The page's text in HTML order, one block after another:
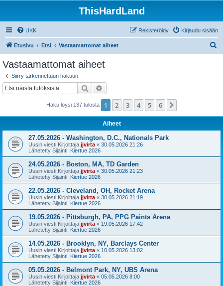
ThisHardLand
UKK Kirjaudu sisään
Rekisteröidy
Etusivu Etsi Vastaamattomat aiheet
Vastaamattomat aiheet
Siirry tarkennettuun hakuun
Etsi
Haku löysi 137 tulosta 1 2 3 4 5 6
Aiheet
27.05.2026 - Washington, D.C., Nationals Park
Uusin viesti Kirjoittaja jjvirta « 30.05.2026 21:26
Lähetetty Sijainti: Kiertue 2026
24.05.2026 - Boston, MA, TD Garden
Uusin viesti Kirjoittaja jjvirta « 30.05.2026 21:23
Lähetetty Sijainti: Kiertue 2026
22.05.2026 - Cleveland, OH, Rocket Arena
Uusin viesti Kirjoittaja jjvirta « 30.05.2026 21:19
Lähetetty Sijainti: Kiertue 2026
19.05.2026 - Pittsburgh, PA, PPG Paints Arena
Uusin viesti Kirjoittaja jjvirta « 19.05.2026 17:42
Lähetetty Sijainti: Kiertue 2026
14.05.2026 - Brooklyn, NY, Barclays Center
Uusin viesti Kirjoittaja jjvirta « 10.05.2026 13:02
Lähetetty Sijainti: Kiertue 2026
05.05.2026 - Belmont Park, NY, UBS Arena
Uusin viesti Kirjoittaja jjvirta « 05.05.2026 8:00
Lähetetty Sijainti: Kiertue 2026